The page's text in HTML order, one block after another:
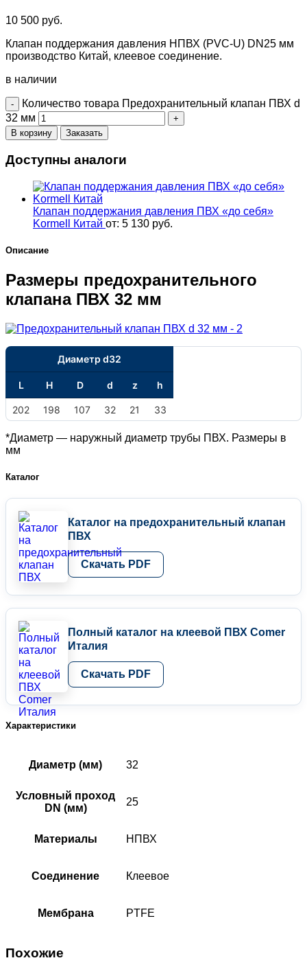
10 500 руб.
Клапан поддержания давления НПВХ (PVC-U) DN25 мм
производство Китай, клеевое соединение.
в наличии
Количество товара Предохранительный клапан ПВХ d
32 мм
В корзину Заказать
Доступны аналоги
Клапан поддержания давления ПВХ «до себя»
Kormell Китай от: 5 130 руб.
Описание
Размеры предохранительного
клапана ПВХ 32 мм
Диаметр d32
L H D d z h
202 198 107 32 21 33
*Диаметр — наружный диаметр трубы ПВХ. Размеры в
мм
Каталог
Каталог на предохранительный клапан
ПВХ
Скачать PDF
Полный каталог на клеевой ПВХ Comer
Италия
Скачать PDF
Характеристики
Диаметр (мм) 32
Условный проход
DN (мм)
25
Материалы НПВХ
Соединение Клеевое
Мембрана PTFE
Похожие